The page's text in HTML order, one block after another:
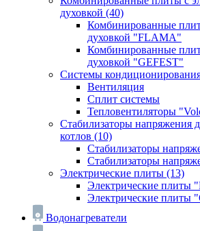
духовкой (40)
Комбинированные
духовкой "FLAMA"
Комбинированные
духовкой "GEFEST"
Системы
Вентиляция
Сплит системы
Тепловентиляторы
Стабилизаторы напряжения
котлов (10)
Стабилизаторы
Стабилизаторы
Электрические плиты (13)
Электрические плиты
Электрические плиты
Водонагреватели